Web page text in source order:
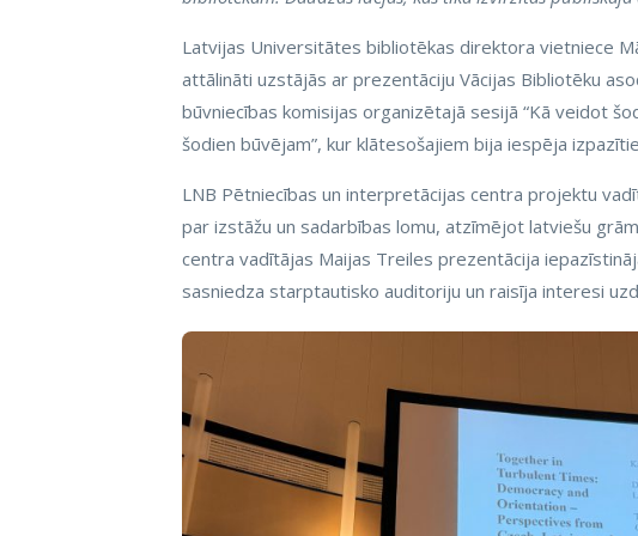
Latvijas Universitātes bibliotēkas direktora vietniece
attālināti uzstājās ar prezentāciju Vācijas Bibliotēku
būvniecības komisijas organizētajā sesijā “Kā veidot
šodien būvējam”, kur klātesošajiem bija iespēja
LNB Pētniecības un interpretācijas centra projektu
par izstāžu un sadarbības lomu, atzīmējot latviešu
centra vadītājas Maijas Treiles prezentācija
sasniedza starptautisko auditoriju un raisīja interesi